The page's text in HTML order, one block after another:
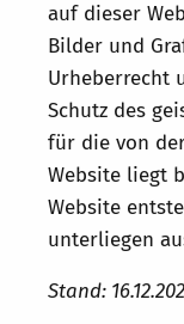
auf dieser
Bilder und
Urheberrecht
Schutz des
für die von
Website liegt
Website
unterliegen
Stand: